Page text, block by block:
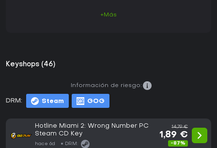
+Más
Keyshops (46)
DRM: Steam GOG
Información de riesgo:
Hotline Miami 2: Wrong Number PC
Steam CD Key
hace 6d DRM:
14,79 €
1,89 €
-87%